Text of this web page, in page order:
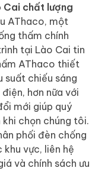
Cai chất lượng
AThaco, một
thấm chính
tại Lào Cai tin
AThaco thiết
suất chiếu sáng
hơn nữa với
mới giúp quý
chọn chúng tôi.
phối đèn chống
vực, liên hệ
và chính sách ưu